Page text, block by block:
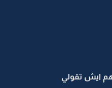
ايش تقولي